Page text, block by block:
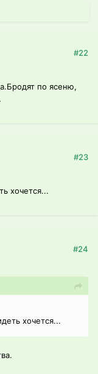
#22
по ясеню,
#23
хочется...
#24
хочется...